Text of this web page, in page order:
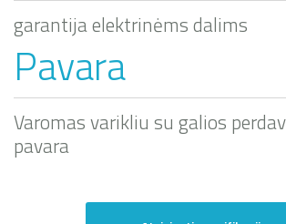
garantija elektrinėms dalims
Pavara
Varomas varikliu su galios
pavara